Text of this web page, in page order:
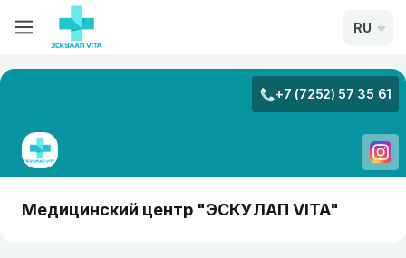
RU
+7 (7252) 57 35 61
Медицинский центр "ЭСКУЛАП VITA"